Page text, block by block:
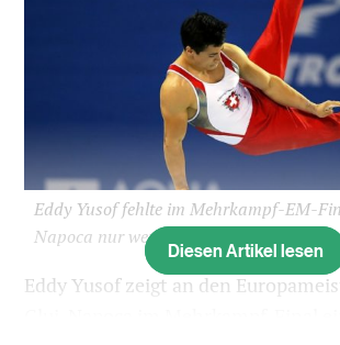
Eddy Yusof fehlte im Mehrkampf-EM-
Napoca nur wenig zum erhofften
Eddy Yusof zeigt an den
Diesen Artikel lesen